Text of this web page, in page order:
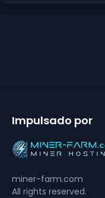
Impulsado por
miner-farm.com
All rights reserved.